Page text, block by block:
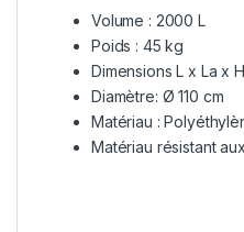
Volume : 2000 L
Poids : 45 kg
Dimensions L x La x
Diamètre: Ø 110 cm
Matériau :
Matériau résistant